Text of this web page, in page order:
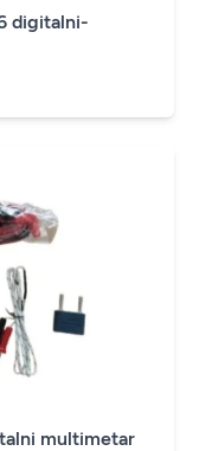
digitalni-
multimetar